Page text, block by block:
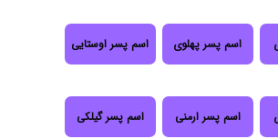
اسم پسر پهلوی اسم پسر اوستایی
اسم پسر ارمنی اسم پسر گیلکی